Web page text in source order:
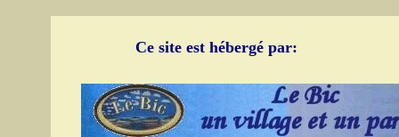
Ce site est hébergé par: